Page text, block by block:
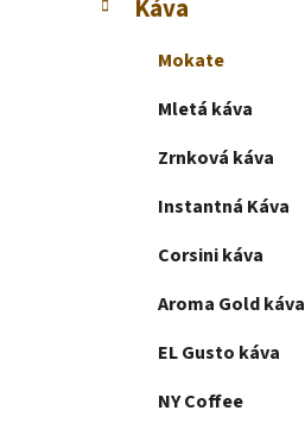
ý
ó
Káva
Mokate
Mletá káva
Zrnková káva
Instantná Káva
Corsini káva
Aroma Gold káva
EL Gusto káva
NY Coffee